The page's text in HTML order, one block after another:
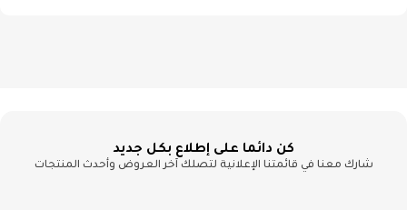
كن دائما على إطلاع بكل جديد
شارك معنا في قائمتنا الإعلانية لتصلك آخر العروض وأحدث المنتجات